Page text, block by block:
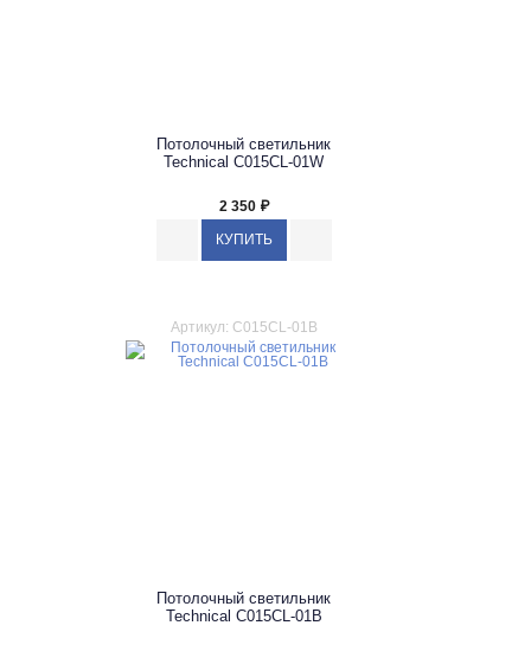
Потолочный светильник
Technical C015CL-01W
2 350 ₽
Артикул: C015CL-01B
Потолочный светильник
Technical C015CL-01B